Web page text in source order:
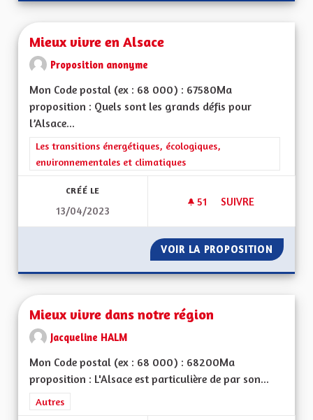
Mieux vivre en Alsace
Proposition anonyme
Mon Code postal (ex : 68 000) : 67580Ma
proposition : Quels sont les grands défis pour
l’Alsace...
Filtrer les résultats de la catégorie : Les transitions
Les transitions énergétiques, écologiques,
environnementales et climatiques
CRÉÉ LE
13/04/2023
51 51 ABONNÉS
SUIVRE
VOIR LA PROPOSITION MIEUX
Mieux vivre dans notre région
Jacqueline HALM
Mon Code postal (ex : 68 000) : 68200Ma
proposition : L'Alsace est particulière de par son...
Filtrer les résultats de la catégorie : Autres
Autres